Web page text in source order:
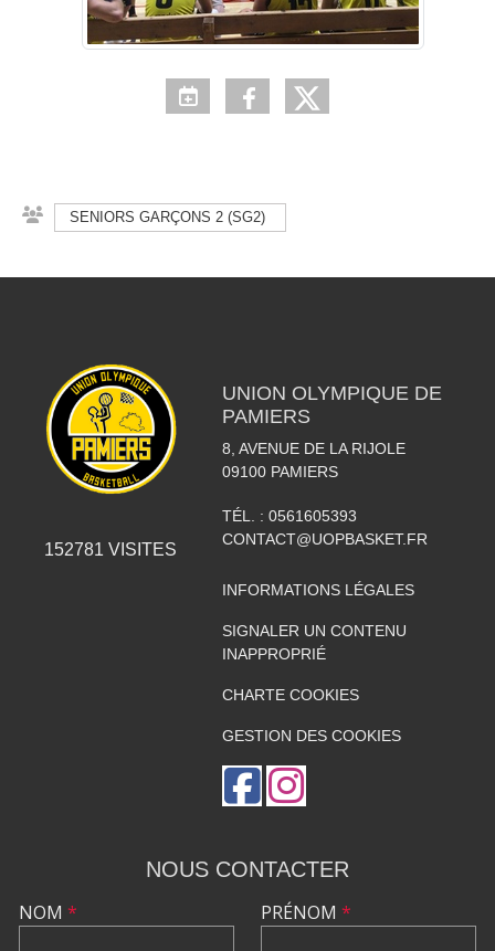
SENIORS GARÇONS 2 (SG2)
152781 VISITES
UNION OLYMPIQUE DE
PAMIERS
8, AVENUE DE LA RIJOLE
09100 PAMIERS
TÉL. : 0561605393
CONTACT@UOPBASKET.FR
INFORMATIONS LÉGALES
SIGNALER UN CONTENU
INAPPROPRIÉ
CHARTE COOKIES
GESTION DES COOKIES
NOUS CONTACTER
NOM * PRÉNOM *